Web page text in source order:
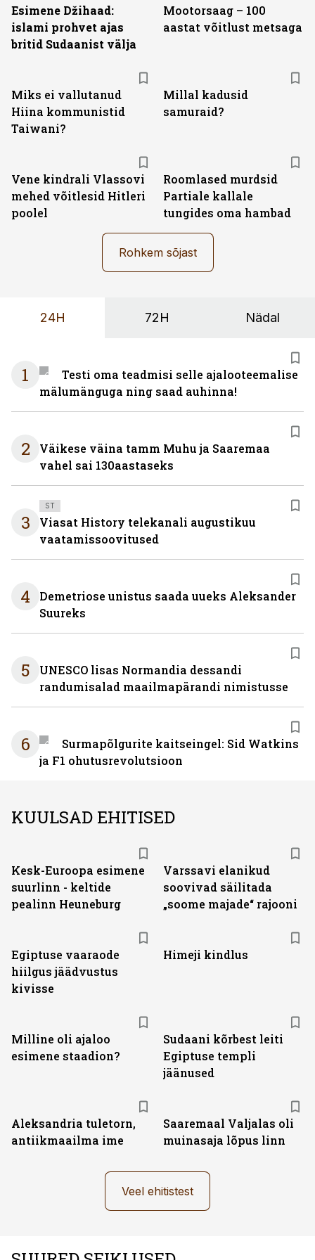
Esimene Džihaad:
islami prohvet ajas
britid Sudaanist välja
Mootorsaag – 100
aastat võitlust metsaga
Miks ei vallutanud
Hiina kommunistid
Taiwani?
Millal kadusid
samuraid?
Vene kindrali Vlassovi
mehed võitlesid Hitleri
poolel
Roomlased murdsid
Partiale kallale
tungides oma hambad
Rohkem sõjast
24H 72H Nädal
1
Testi oma teadmisi selle ajalooteemalise
mälumänguga ning saad auhinna!
2
Väikese väina tamm Muhu ja Saaremaa
vahel sai 130aastaseks
3
ST
Viasat History telekanali augustikuu
vaatamissoovitused
4
Demetriose unistus saada uueks Aleksander
Suureks
5
UNESCO lisas Normandia dessandi
randumisalad maailmapärandi nimistusse
6
Surmapõlgurite kaitseingel: Sid Watkins
ja F1 ohutusrevolutsioon
KUULSAD EHITISED
Kesk-Euroopa esimene
suurlinn - keltide
pealinn Heuneburg
Varssavi elanikud
soovivad säilitada
„soome majade“ rajooni
Egiptuse vaaraode
hiilgus jäädvustus
kivisse
Himeji kindlus
Milline oli ajaloo
esimene staadion?
Sudaani kõrbest leiti
Egiptuse templi
jäänused
Aleksandria tuletorn,
antiikmaailma ime
Saaremaal Valjalas oli
muinasaja lõpus linn
Veel ehitistest